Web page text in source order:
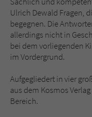
Ulrich Dewald Fragen,
begegnen. Die
allerdings nicht in
bei dem vorliegenden
im Vordergrund.
Aufgegliedert in vier
aus dem Kosmos
Bereich.
Name
Anbieter
Dieses